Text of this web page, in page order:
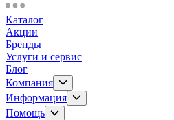
Каталог
Акции
Бренды
Услуги и сервис
Блог
Компания
Информация
Помощь